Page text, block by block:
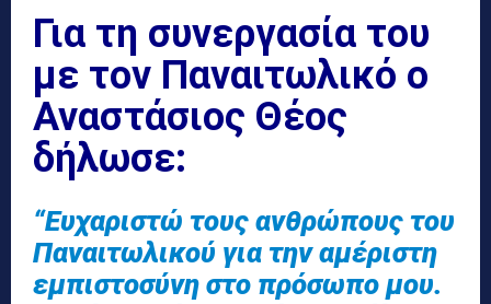
Για τη συνεργασία του
με τον Παναιτωλικό ο
Αναστάσιος Θέος
δήλωσε:
“Ευχαριστώ τους ανθρώπους του
Παναιτωλικού για την αμέριστη
εμπιστοσύνη στο πρόσωπο μου.